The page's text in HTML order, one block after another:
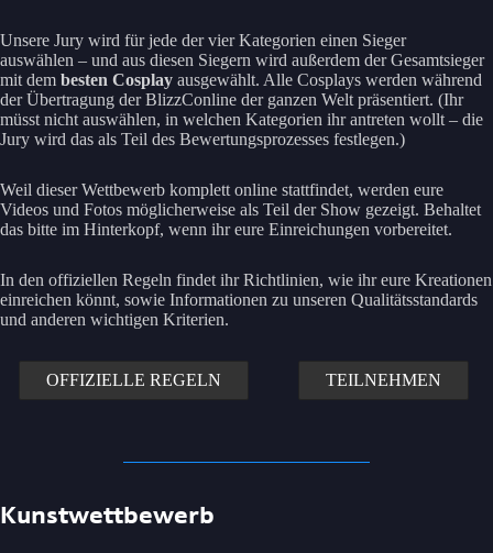
Unsere Jury wird für jede der vier Kategorien einen Sieger
auswählen – und aus diesen Siegern wird außerdem der Gesamtsieger
mit dem besten Cosplay ausgewählt. Alle Cosplays werden während
der Übertragung der BlizzConline der ganzen Welt präsentiert. (Ihr
müsst nicht auswählen, in welchen Kategorien ihr antreten wollt – die
Jury wird das als Teil des Bewertungsprozesses festlegen.)
Weil dieser Wettbewerb komplett online stattfindet, werden eure
Videos und Fotos möglicherweise als Teil der Show gezeigt. Behaltet
das bitte im Hinterkopf, wenn ihr eure Einreichungen vorbereitet.
In den offiziellen Regeln findet ihr Richtlinien, wie ihr eure Kreationen
einreichen könnt, sowie Informationen zu unseren Qualitätsstandards
und anderen wichtigen Kriterien.
OFFIZIELLE REGELN TEILNEHMEN
Kunstwettbewerb